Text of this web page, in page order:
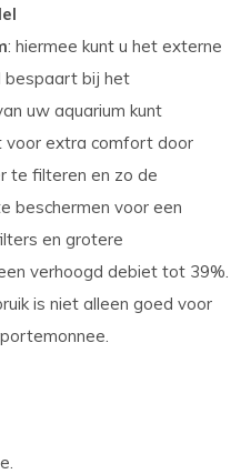
: hiermee kunt u het externe
bespaart bij het
uw aquarium kunt
extra comfort door
te filteren en zo de
beschermen voor een
en grotere
verhoogd debiet tot 39%.
is niet alleen goed voor